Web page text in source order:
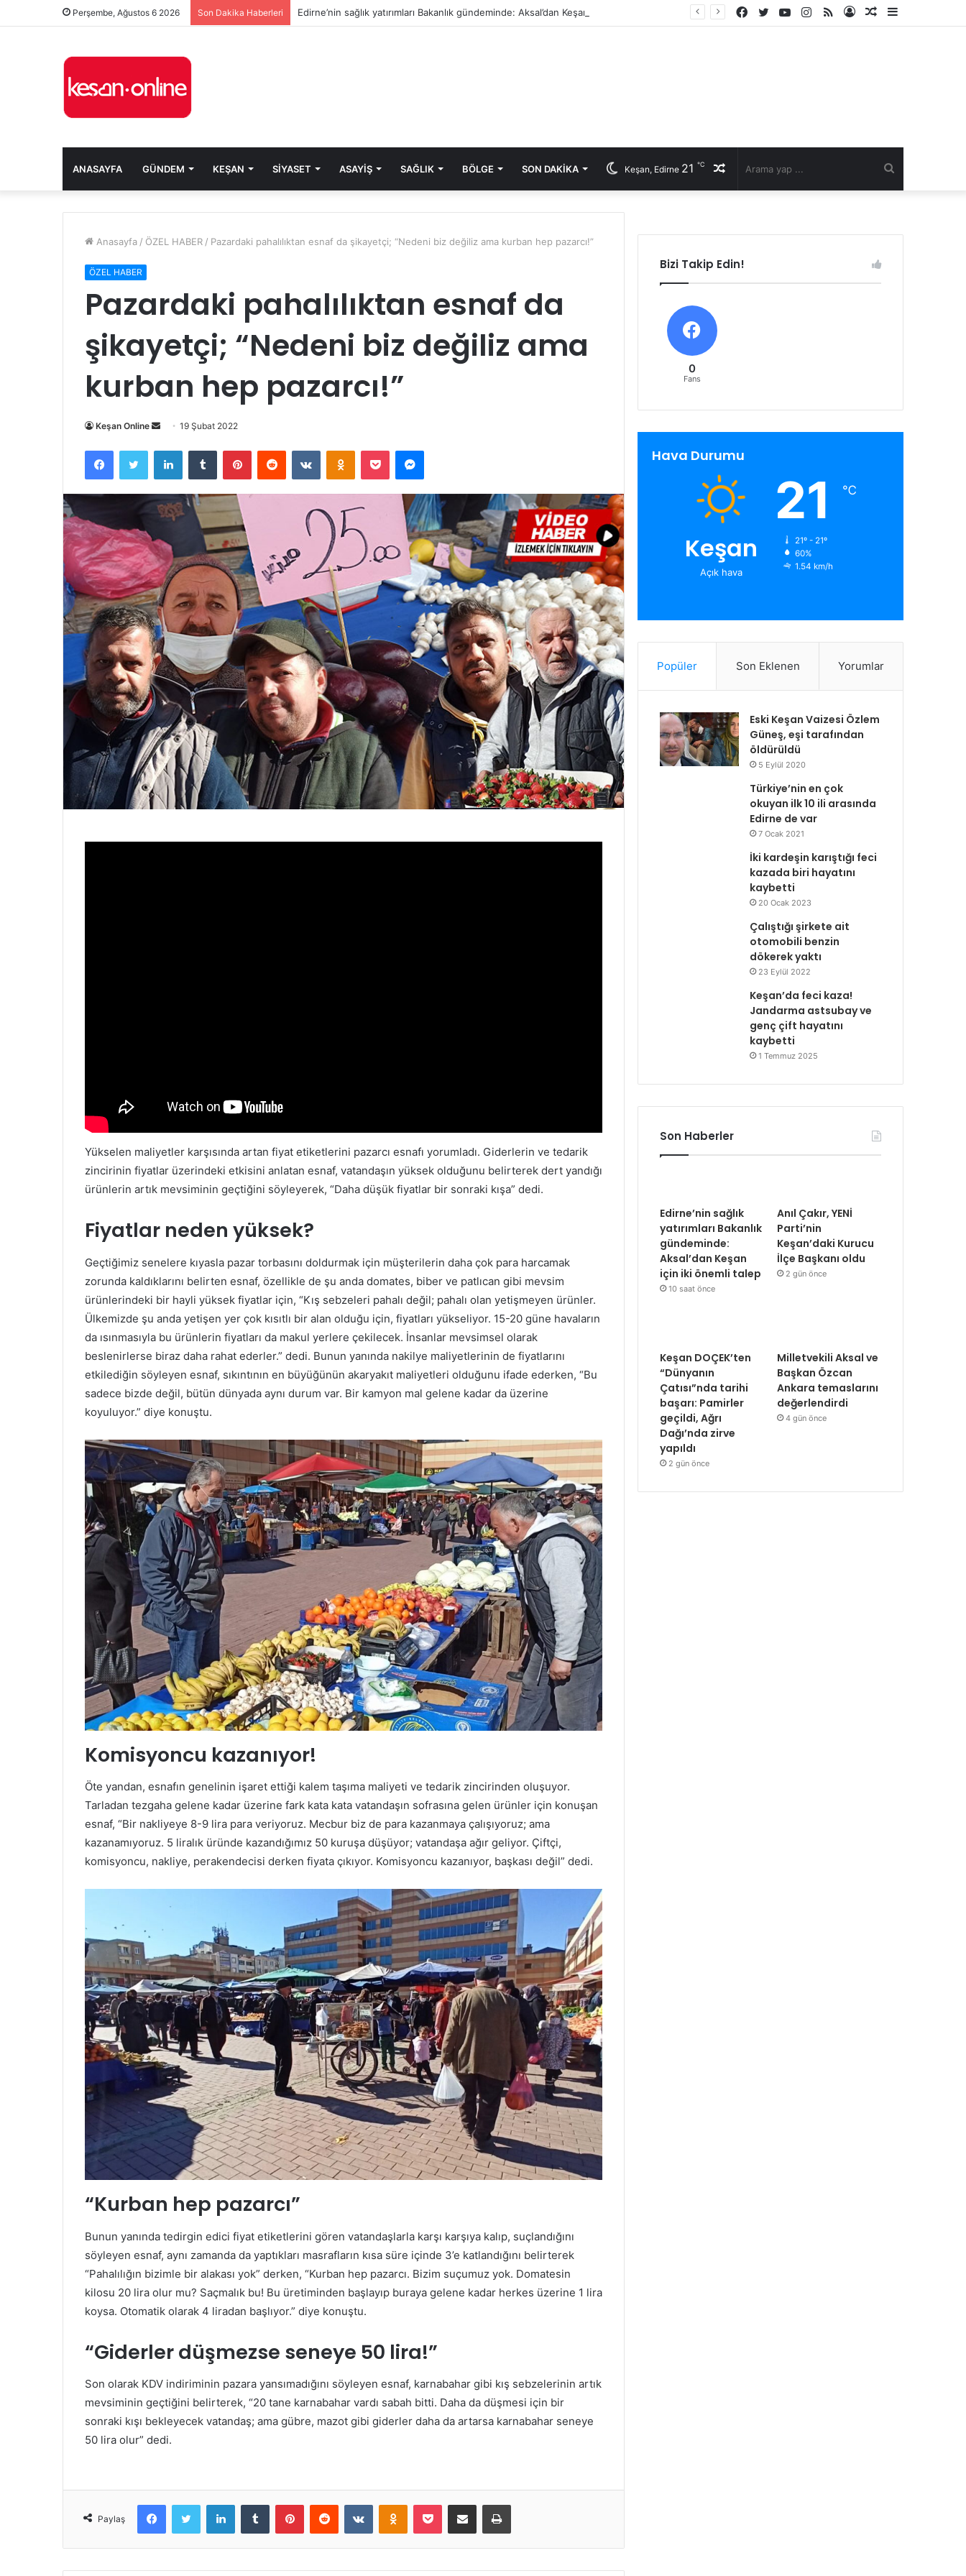
Perşembe, Ağustos 6 2026 Son Dakika Haberleri Edirne’nin sağlık yatırımları Bakanlık gündeminde: Aksal’dan Keşan için iki önemli talep
Kenar
Rastgele
Kayıt
RSS
Instagram
YouTube
Twitter
Facebook
ANASAYFA GÜNDEM KEŞAN SIYASET ASAYIŞ SAĞLIK BÖLGE SON DAKIKA Rastgele
Keşan, Edirne 21 ℃
Anasayfa / ÖZEL HABER / Pazardaki pahalılıktan esnaf da şikayetçi; “Nedeni biz değiliz ama kurban hep pazarcı!”
ÖZEL HABER
Pazardaki pahalılıktan esnaf da
şikayetçi; “Nedeni biz değiliz ama
kurban hep pazarcı!”
Keşan Online
Bir
posta
göndermek
19 Şubat 2022
FacebookTwitter LinkedInTumblr PinterestReddit VKontakteOdnoklassniki
Pocket Messenger
Yükselen maliyetler karşısında artan fiyat etiketlerini pazarcı esnafı yorumladı. Giderlerin ve tedarik
zincirinin fiyatlar üzerindeki etkisini anlatan esnaf, vatandaşın yüksek olduğunu belirterek dert yandığı
ürünlerin artık mevsiminin geçtiğini söyleyerek, “Daha düşük fiyatlar bir sonraki kışa” dedi.
Fiyatlar neden yüksek?
Geçtiğimiz senelere kıyasla pazar torbasını doldurmak için müşterilerin daha çok para harcamak
zorunda kaldıklarını belirten esnaf, özellikle de şu anda domates, biber ve patlıcan gibi mevsim
ürünlerindeki bir hayli yüksek fiyatlar için, “Kış sebzeleri pahalı değil; pahalı olan yetişmeyen ürünler.
Ülkemizde şu anda yetişen yer çok kısıtlı bir alan olduğu için, fiyatları yükseliyor. 15-20 güne havaların
da ısınmasıyla bu ürünlerin fiyatları da makul yerlere çekilecek. İnsanlar mevsimsel olarak
beslenirlerse biraz daha rahat ederler.” dedi. Bunun yanında nakilye maliyetlerinin de fiyatlarını
etkilediğin söyleyen esnaf, sıkıntının en büyüğünün akaryakıt maliyetleri olduğunu ifade ederken, “Bu
sadece bizde değil, bütün dünyada aynı durum var. Bir kamyon mal gelene kadar da üzerine
koyuluyor.” diye konuştu.
Komisyoncu kazanıyor!
Öte yandan, esnafın genelinin işaret ettiği kalem taşıma maliyeti ve tedarik zincirinden oluşuyor.
Tarladan tezgaha gelene kadar üzerine fark kata kata vatandaşın sofrasına gelen ürünler için konuşan
esnaf, “Bir nakliyeye 8-9 lira para veriyoruz. Mecbur biz de para kazanmaya çalışıyoruz; ama
kazanamıyoruz. 5 liralık üründe kazandığımız 50 kuruşa düşüyor; vatandaşa ağır geliyor. Çiftçi,
komisyoncu, nakliye, perakendecisi derken fiyata çıkıyor. Komisyoncu kazanıyor, başkası değil” dedi.
“Kurban hep pazarcı”
Bunun yanında tedirgin edici fiyat etiketlerini gören vatandaşlarla karşı karşıya kalıp, suçlandığını
söyleyen esnaf, aynı zamanda da yaptıkları masrafların kısa süre içinde 3’e katlandığını belirterek
“Pahalılığın bizimle bir alakası yok” derken, “Kurban hep pazarcı. Bizim suçumuz yok. Domatesin
kilosu 20 lira olur mu? Saçmalık bu! Bu üretiminden başlayıp buraya gelene kadar herkes üzerine 1 lira
koysa. Otomatik olarak 4 liradan başlıyor.” diye konuştu.
“Giderler düşmezse seneye 50 lira!”
Son olarak KDV indiriminin pazara yansımadığını söyleyen esnaf, karnabahar gibi kış sebzelerinin artık
mevsiminin geçtiğini belirterek, “20 tane karnabahar vardı sabah bitti. Daha da düşmesi için bir
sonraki kışı bekleyecek vatandaş; ama gübre, mazot gibi giderler daha da artarsa karnabahar seneye
50 lira olur” dedi.
Paylaş
FacebookTwitter LinkedInTumblr PinterestReddit VKontakteOdnoklassniki
Pocket E-Posta ile paylaş Yazdır
Bizi Takip Edin!
0
Fans
Hava Durumu
Keşan
Açık hava
21 ℃
21º - 21º
60%
1.54 km/h
Popüler Son Eklenen Yorumlar
Eski Keşan Vaizesi Özlem
Güneş, eşi tarafından
öldürüldü
5 Eylül 2020
Türkiye’nin en çok
okuyan ilk 10 ili arasında
Edirne de var
7 Ocak 2021
İki kardeşin karıştığı feci
kazada biri hayatını
kaybetti
20 Ocak 2023
Çalıştığı şirkete ait
otomobili benzin
dökerek yaktı
23 Eylül 2022
Keşan’da feci kaza!
Jandarma astsubay ve
genç çift hayatını
kaybetti
1 Temmuz 2025
Son Haberler
Edirne’nin sağlık
yatırımları Bakanlık
gündeminde:
Aksal’dan Keşan
için iki önemli talep
10 saat önce
Anıl Çakır, YENİ
Parti’nin
Keşan’daki Kurucu
İlçe Başkanı oldu
2 gün önce
Keşan DOÇEK’ten
“Dünyanın
Çatısı”nda tarihi
başarı: Pamirler
geçildi, Ağrı
Dağı’nda zirve
yapıldı
2 gün önce
Milletvekili Aksal ve
Başkan Özcan
Ankara temaslarını
değerlendirdi
4 gün önce